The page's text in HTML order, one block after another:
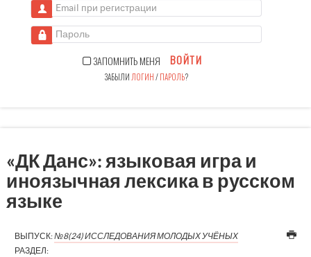
Email при регистрации
Пароль
ЗАПОМНИТЬ МЕНЯ ВОЙТИ
ЗАБЫЛИ ЛОГИН/ПАРОЛЬ?
«ДК Данс»: языковая игра и
иноязычная лексика в русском
языке
ВЫПУСК:№8(24) ИССЛЕДОВАНИЯ МОЛОДЫХ УЧЁНЫХ
РАЗДЕЛ: